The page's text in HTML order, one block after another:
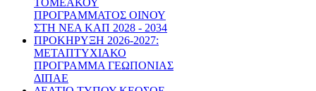
ΤΟΜΕΑΚΟΥ
ΠΡΟΓΡΑΜΜΑΤΟΣ ΟΙΝΟΥ
ΣΤΗ ΝΕΑ ΚΑΠ 2028 - 2034
ΠΡΟΚΗΡΥΞΗ 2026-2027:
ΜΕΤΑΠΤΥΧΙΑΚΟ
ΠΡΟΓΡΑΜΜΑ ΓΕΩΠΟΝΙΑΣ
ΔΙΠΑΕ